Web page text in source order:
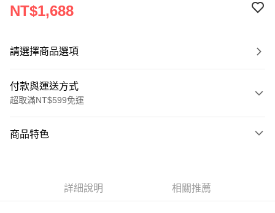
NT$1,688
請選擇商品選項
付款與運送方式
超取滿NT$599免運
信用卡一次付款
商品特色
詳細說明 相關推薦